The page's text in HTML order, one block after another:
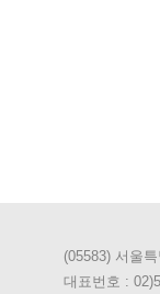
(05583) 서울
대표번호 :